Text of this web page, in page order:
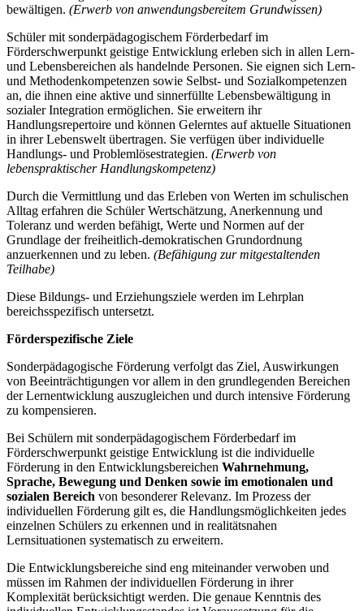
bewältigen. (Erwerb von anwendungsbereitem Grundwissen)
Schüler mit sonderpädagogischem Förderbedarf im
Förderschwerpunkt geistige Entwicklung erleben sich in allen Lern-
und Lebensbereichen als handelnde Personen. Sie eignen sich Lern-
und Methodenkompetenzen sowie Selbst- und Sozialkompetenzen
an, die ihnen eine aktive und sinnerfüllte Lebensbewältigung in
sozialer Integration ermöglichen. Sie erweitern ihr
Handlungsrepertoire und können Gelerntes auf aktuelle Situationen
in ihrer Lebenswelt übertragen. Sie verfügen über individuelle
Handlungs- und Problemlösestrategien. (Erwerb von
lebenspraktischer Handlungskompetenz)
Durch die Vermittlung und das Erleben von Werten im schulischen
Alltag erfahren die Schüler Wertschätzung, Anerkennung und
Toleranz und werden befähigt, Werte und Normen auf der
Grundlage der freiheitlich-demokratischen Grundordnung
anzuerkennen und zu leben. (Befähigung zur mitgestaltenden
Teilhabe)
Diese Bildungs- und Erziehungsziele werden im Lehrplan
bereichsspezifisch untersetzt.
Förderspezifische Ziele
Sonderpädagogische Förderung verfolgt das Ziel, Auswirkungen
von Beeinträchtigungen vor allem in den grundlegenden Bereichen
der Lernentwicklung auszugleichen und durch intensive Förderung
zu kompensieren.
Bei Schülern mit sonderpädagogischem Förderbedarf im
Förderschwerpunkt geistige Entwicklung ist die individuelle
Förderung in den Entwicklungsbereichen Wahrnehmung,
Sprache, Bewegung und Denken sowie im emotionalen und
sozialen Bereich von besonderer Relevanz. Im Prozess der
individuellen Förderung gilt es, die Handlungsmöglichkeiten jedes
einzelnen Schülers zu erkennen und in realitätsnahen
Lernsituationen systematisch zu erweitern.
Die Entwicklungsbereiche sind eng miteinander verwoben und
müssen im Rahmen der individuellen Förderung in ihrer
Komplexität berücksichtigt werden. Die genaue Kenntnis des